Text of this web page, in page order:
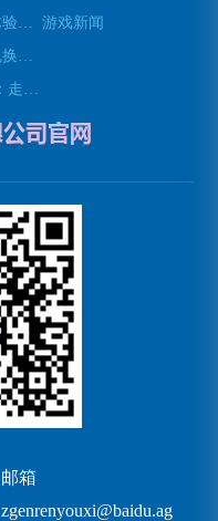
游戏新闻
邮箱
zgenrenyouxi@baidu.ag